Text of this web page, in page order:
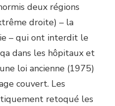
deux régions
droite) – la
– qui ont interdit le
dans les hôpitaux et
loi ancienne (1975)
couvert. Les
retoqué les